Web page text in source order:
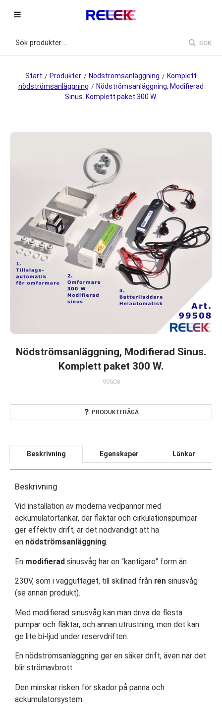
SÖK
Start / Produkter / Nödströmsanläggning / Komplett
nödströmsanläggning / Nödströmsanläggning, Modifierad
Sinus. Komplett paket 300 W.
Nödströmsanläggning, Modifierad Sinus.
Komplett paket 300 W.
99508
PRODUKTFRÅGA
Beskrivning Egenskaper Länkar
Beskrivning
Vid installation av moderna vedpannor med
ackumulatortankar, där fläktar och cirkulationspumpar
ger effektiv drift, är det nödvändigt att ha
en nödströmsanläggning.
En modifierad sinusvåg har en "kantigare" form än
230V, som i vägguttaget, till skillnad från ren sinusvåg
(se annan produkt).
Med modifierad sinusvåg kan man driva de flesta
pumpar och fläktar, och annan utrustning, men det kan
ge lite bi-ljud under reservdriften.
En nödströmsanläggning ger en säker drift, även när det
blir strömavbrott.
Den minskar risken för skador på panna och
ackumulatorsystem.